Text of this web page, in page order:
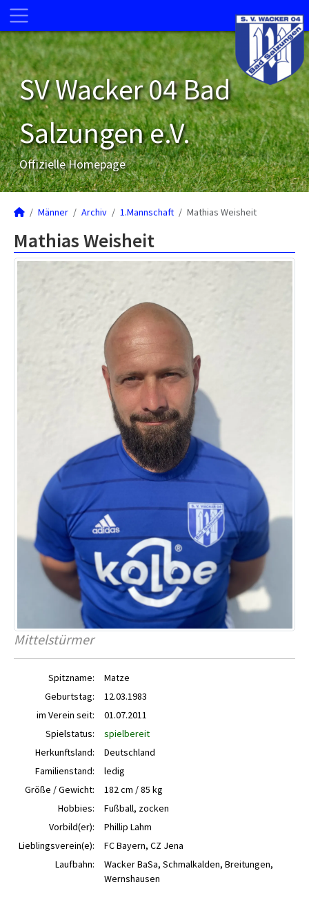
SV Wacker 04 Bad
Salzungen e.V.
Offizielle Homepage
Männer Archiv 1.Mannschaft Mathias Weisheit
Mathias Weisheit
Mittelstürmer
Spitzname:
Matze
Geburtstag:
12.03.1983
im Verein seit:
01.07.2011
Spielstatus:
spielbereit
Herkunftsland:
Deutschland
Familienstand:
ledig
Größe / Gewicht:
182 cm / 85 kg
Hobbies:
Fußball, zocken
Vorbild(er):
Phillip Lahm
Lieblingsverein(e):
FC Bayern, CZ Jena
Laufbahn:
Wacker BaSa, Schmalkalden, Breitungen,
Wernshausen